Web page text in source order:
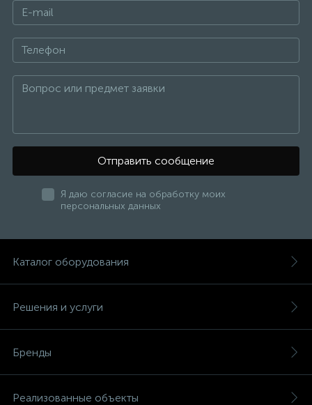
Отправить сообщение
Я даю согласие на обработку моих
персональных данных
Каталог оборудования
Решения и услуги
Бренды
Реализованные объекты